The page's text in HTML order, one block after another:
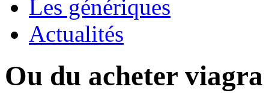
Les génériques
Actualités
Ou du acheter